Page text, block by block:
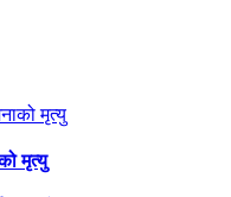
मृत्यु